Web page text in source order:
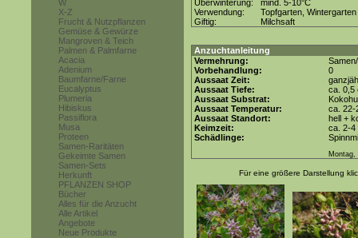
W
X-Z
Frucht & Nutzpflanzen
Gemüse & Gewürze
Mangroven & Teich
Palmen & Palmfarne
Acacia
Adenium
Baumfarne/Farne
Eucalyptus
Plumeria
Hibiskus
Passiflora
Musa
Proteen
Samen-Raritäten
Gekeimte Samen
Samen-Sets
Herkunft
PFLANZEN SHOP
Bücher
Alles für die Anzucht
Alle Artikel
Angebote
Neue Produkte
Überwinterung:
mind. 5-10°C
Verwendung:
Topfgarten, Wintergarten
Giftig:
Milchsaft
Anzuchtanleitung
Vermehrung:
Vorbehandlung:
0
Aussaat Zeit:
Aussaat Tiefe:
ca. 0,5
Aussaat Substrat:
Aussaat Temperatur:
ca. 22-
Aussaat Standort:
hell +
Keimzeit:
ca. 2-4
Schädlinge:
Montag,
Für eine größere Darstellung